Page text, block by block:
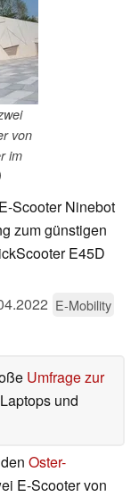
von
im
Scooter Ninebot
zum günstigen
E45D
E-Mobility
Umfrage zur
und
Oster-
E-Scooter von